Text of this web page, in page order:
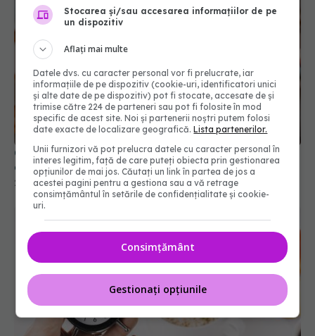
Cea mai bună băutură pentru slăbit, dezvăluită
de un dietetician
28 feb 2026, 17:49
Stocarea și/sau accesarea informațiilor de pe
un dispozitiv
Aflați mai multe
Datele dvs. cu caracter personal vor fi prelucrate, iar
informațiile de pe dispozitiv (cookie-uri, identificatori unici
și alte date de pe dispozitiv) pot fi stocate, accesate de și
trimise către 224 de parteneri sau pot fi folosite în mod
specific de acest site. Noi și partenerii noștri putem folosi
date exacte de localizare geografică.Lista partenerilor.
Unii furnizori vă pot prelucra datele cu caracter personal în
interes legitim, față de care puteți obiecta prin gestionarea
opțiunilor de mai jos. Căutați un link în partea de jos a
acestei pagini pentru a gestiona sau a vă retrage
consimțământul în setările de confidențialitate și cookie-
uri.
Consimțământ
Gestionați opțiunile